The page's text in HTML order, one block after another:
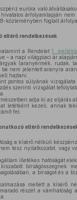
euróra való
árfolyamlapján
közleményben foglalt
eltérő rendelkezések
a Rendelet1.
– a napi világpiaci ár
(aranyérmék, rudak,
be nem jelentett aranyra
hajtani.
pontos súlyának
szerinti vizsgálat
adja ki az eljárás
letétként kezeli, annak
fel.
eltérő
a kísérő nélküli
tesz nyilatkozatot, vagy
illetékes hatóságát
bírságösszegnek
a bírságot és a
mellett a kísérő
részét a vámhatóság